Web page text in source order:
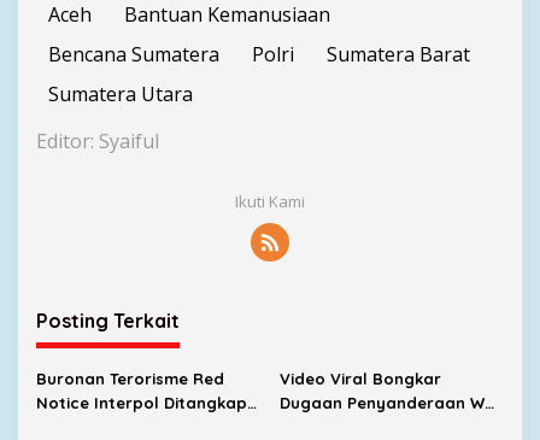
Aceh
Bantuan Kemanusiaan
Bencana Sumatera
Polri
Sumatera Barat
Sumatera Utara
Editor: Syaiful
Ikuti Kami
Posting Terkait
Buronan Terorisme Red
Notice Interpol Ditangkap
Video Viral Bongkar
Dugaan Penyanderaan WNI